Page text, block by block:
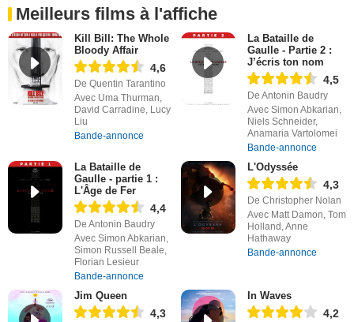
Meilleurs films à l'affiche
Kill Bill: The Whole
Bloody Affair
4,6
De Quentin Tarantino
Avec Uma Thurman,
David Carradine, Lucy
Liu
Bande-annonce
La Bataille de
Gaulle - Partie 2 :
J’écris ton nom
4,5
De Antonin Baudry
Avec Simon Abkarian,
Niels Schneider,
Anamaria Vartolomei
Bande-annonce
La Bataille de
Gaulle - partie 1 :
L'Âge de Fer
4,4
De Antonin Baudry
Avec Simon Abkarian,
Simon Russell Beale,
Florian Lesieur
Bande-annonce
L'Odyssée
4,3
De Christopher Nolan
Avec Matt Damon, Tom
Holland, Anne
Hathaway
Bande-annonce
Jim Queen
4,3
In Waves
4,2